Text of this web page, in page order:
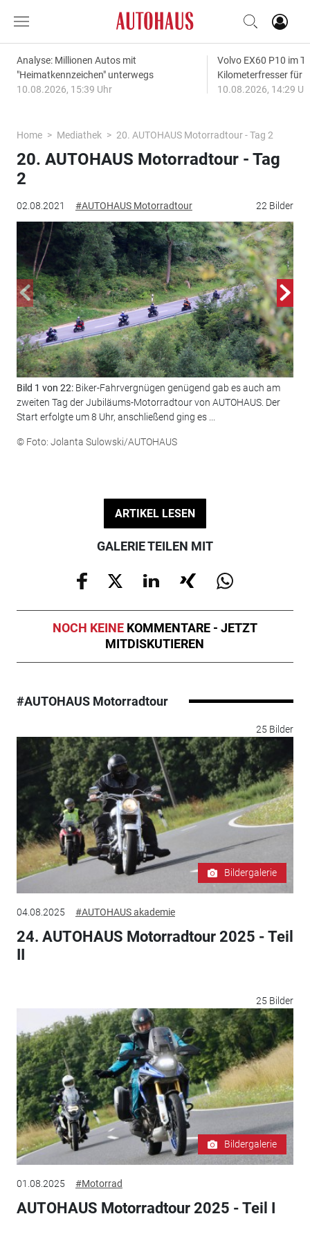
Analyse: Millionen Autos mit
"Heimatkennzeichen" unterwegs
10.08.2026, 15:39 Uhr
Volvo EX60 P10 im
Kilometerfresser für
10.08.2026, 14:29
Home Mediathek 20. AUTOHAUS Motorradtour - Tag 2
02.08.2021 #AUTOHAUS Motorradtour 22 Bilder
20. AUTOHAUS Motorradtour - Tag
2
Bild 1 von 22: Biker-Fahrvergnügen genügend gab es auch am
zweiten Tag der Jubiläums-Motorradtour von AUTOHAUS. Der
Start erfolgte um 8 Uhr, anschließend ging es ...
© Foto: Jolanta Sulowski/AUTOHAUS
ARTIKEL LESEN
GALERIE TEILEN MIT
NOCH KEINE KOMMENTARE - JETZT
MITDISKUTIEREN
#AUTOHAUS Motorradtour
25 Bilder
Bildergalerie
04.08.2025 #AUTOHAUS akademie
24. AUTOHAUS Motorradtour 2025 - Teil
25 Bilder
Bildergalerie
01.08.2025 #Motorrad
AUTOHAUS Motorradtour 2025 - Teil I